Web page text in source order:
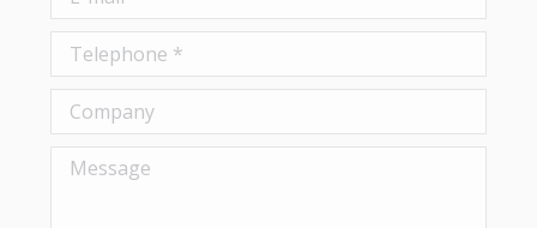
Telephone *
Company
Message